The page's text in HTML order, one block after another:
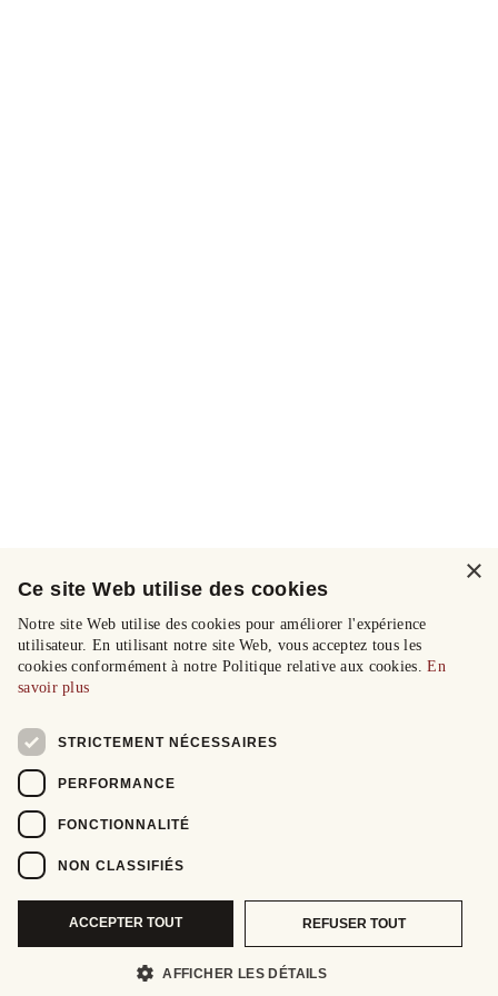
×
Ce site Web utilise des cookies
Notre site Web utilise des cookies pour améliorer l'expérience
utilisateur. En utilisant notre site Web, vous acceptez tous les
cookies conformément à notre Politique relative aux cookies.En
savoir plus
STRICTEMENT NÉCESSAIRES
PERFORMANCE
FONCTIONNALITÉ
NON CLASSIFIÉS
ACCEPTER TOUT REFUSER TOUT
AFFICHER LES DÉTAILS